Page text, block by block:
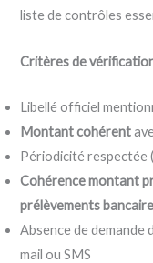
liste de contrôles
Critères de
Libellé officiel
Montant cohérent
Périodicité respectée
Cohérence montant
prélèvements
Absence de demande
mail ou SMS